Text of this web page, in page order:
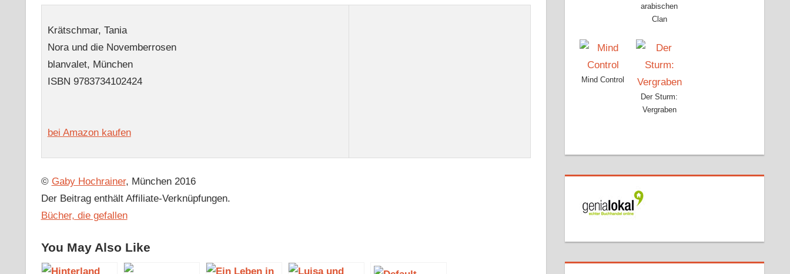
Krätschmar, Tania
Nora und die Novemberrosen
blanvalet, München
ISBN 9783734102424
bei Amazon kaufen
© Gaby Hochrainer, München 2016
Der Beitrag enthält Affiliate-Verknüpfungen.
Bücher, die gefallen
You May Also Like
arabischen
Clan
Mind Control
Der Sturm:
Vergraben